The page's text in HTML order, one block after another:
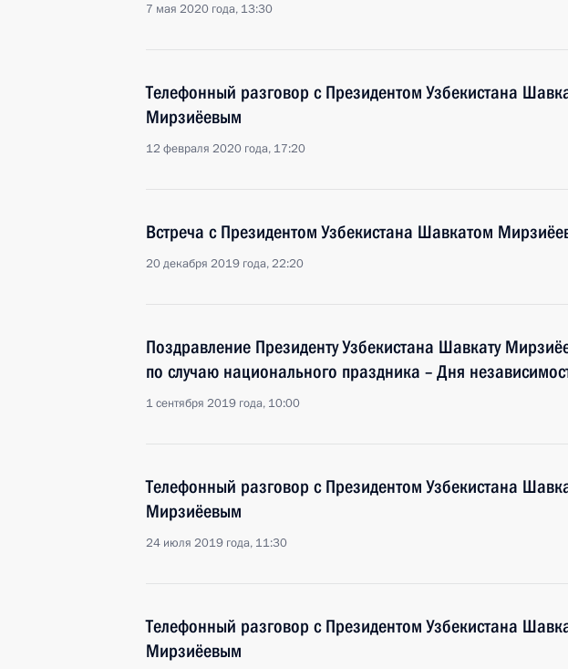
7 мая 2020 года, 13:30
Телефонный разговор с Президентом Узбекистана
Мирзиёевым
12 февраля 2020 года, 17:20
Встреча с Президентом Узбекистана Шавкатом
20 декабря 2019 года, 22:20
Поздравление Президенту Узбекистана Шавкату
по случаю национального праздника – Дня
1 сентября 2019 года, 10:00
Телефонный разговор с Президентом Узбекистана
Мирзиёевым
24 июля 2019 года, 11:30
Телефонный разговор с Президентом Узбекистана
Мирзиёевым